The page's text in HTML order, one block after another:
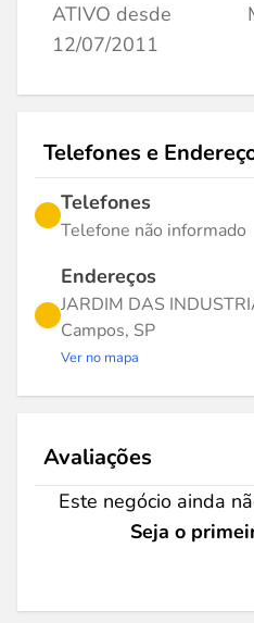
ATIVO desde
12/07/2011
Telefones e
Telefones
Telefone não informado
Endereços
JARDIM DAS
Campos, SP
Ver no mapa
Avaliações
Este negócio ainda
Seja o